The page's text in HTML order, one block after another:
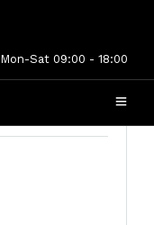
Mon-Sat 09:00 - 18:00